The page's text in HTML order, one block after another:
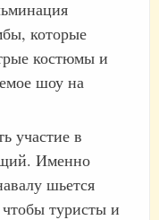
которые
костюмы и
шоу на
участие в
Именно
шьется
туристы и